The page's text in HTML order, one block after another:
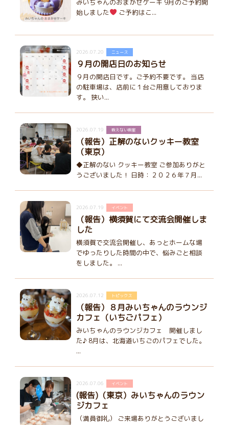
みいちゃんのおまかせケーキ 9月のご予約開
始しました
ご予約はこ...
2026.07.20 ニュース
９月の開店日のお知らせ
９月の開店日です。ご予約不要です。 当店
の駐車場は、店前に１台ご用意しておりま
す。 狭い...
2026.07.19 教えない教室
（報告）正解のないクッキー教室
（東京）
◆正解のない クッキー教室 ご参加ありがと
うございました！ 日時：２０２６年７月...
2026.07.19 イベント
（報告）横須賀にて交流会開催しま
した
横須賀で交流会開催し、あっとホームな場
でゆったりした時間の中で、悩みごと相談
をしました。 ...
2026.07.12 トピックス
（報告）８月みいちゃんのラウンジ
カフェ（いちごパフェ）
みいちゃんのラウンジカフェ 開催しまし
た♪ 8月は、北海道いちごのパフェでした。
...
2026.07.06 イベント
(報告)（東京）みいちゃんのラウン
ジカフェ
（満員御礼） ご来場ありがとうございまし